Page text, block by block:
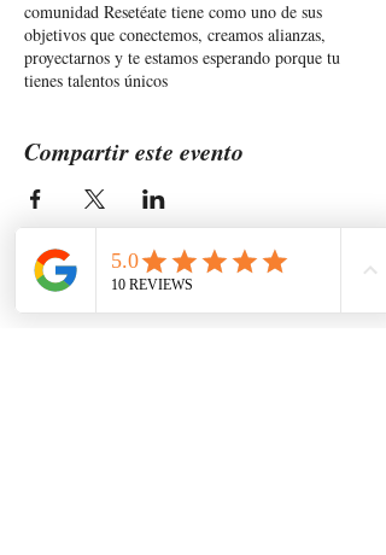
comunidad Resetéate tiene como uno de sus
objetivos que conectemos, creamos alianzas,
proyectarnos y te estamos esperando porque tu
tienes talentos únicos
Compartir este evento